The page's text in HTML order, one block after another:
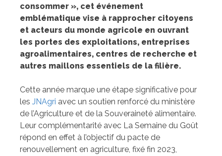
consommer », cet événement
emblématique vise à rapprocher citoyens
et acteurs du monde agricole en ouvrant
les portes des exploitations, entreprises
agroalimentaires, centres de recherche et
autres maillons essentiels de la filière.
Cette année marque une étape significative pour
les JNAgri avec un soutien renforcé du ministère
de l’Agriculture et de la Souveraineté alimentaire.
Leur complémentarité avec La Semaine du Goût
répond en effet à l’objectif du pacte de
renouvellement en agriculture, fixé fin 2023,